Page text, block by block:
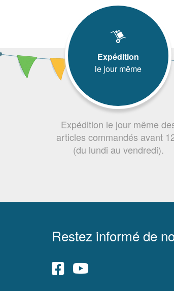
Expédition
le jour même
Expédition le jour même
articles commandés avant
(du lundi au vendredi).
Restez informé de